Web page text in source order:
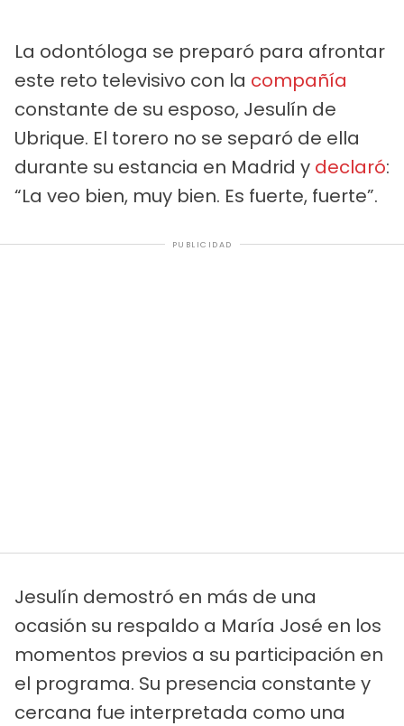
La odontóloga se preparó para afrontar
este reto televisivo con la compañía
constante de su esposo, Jesulín de
Ubrique. El torero no se separó de ella
durante su estancia en Madrid y declaró:
“La veo bien, muy bien. Es fuerte, fuerte”.
PUBLICIDAD
Jesulín demostró en más de una
ocasión su respaldo a María José en los
momentos previos a su participación en
el programa. Su presencia constante y
cercana fue interpretada como una